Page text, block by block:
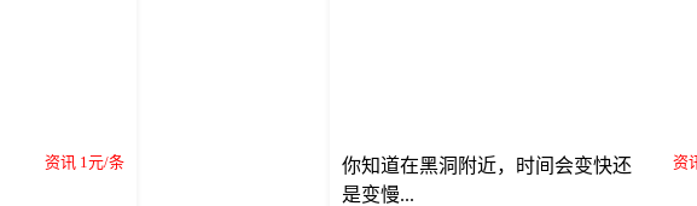
资讯 1元/条
你知道在黑洞附近，时间会变快还
是变慢...
资